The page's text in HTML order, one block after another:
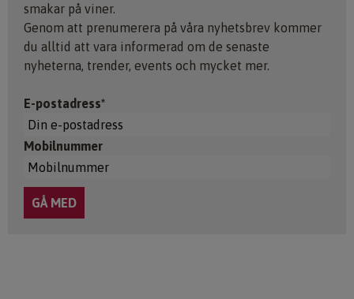
smakar på viner.
Genom att prenumerera på våra nyhetsbrev kommer
du alltid att vara informerad om de senaste
nyheterna, trender, events och mycket mer.
E-postadress*
Mobilnummer